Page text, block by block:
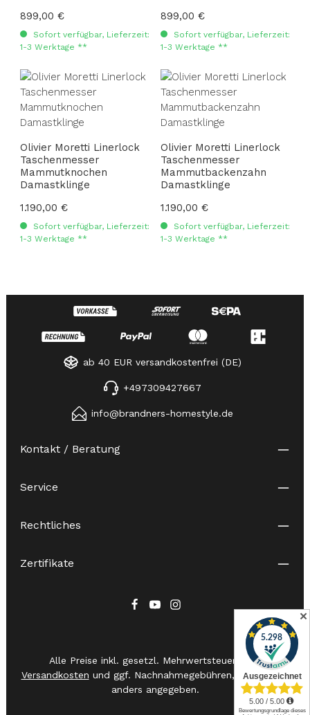
Regulärer Preis:
899,00 €
Sofort verfügbar, Lieferzeit:
1-3 Werktage **
Regulärer Preis:
899,00 €
Sofort verfügbar, Lieferzeit:
1-3 Werktage **
Olivier Moretti Linerlock
Taschenmesser
Mammutknochen
Damastklinge
Regulärer Preis:
1.190,00 €
Sofort verfügbar, Lieferzeit:
1-3 Werktage **
Olivier Moretti Linerlock
Taschenmesser
Mammutbackenzahn
Damastklinge
Regulärer Preis:
1.190,00 €
Sofort verfügbar, Lieferzeit:
1-3 Werktage **
ab 40 EUR versandkostenfrei (DE)
+497309427667
info@brandners-homestyle.de
Kontakt / Beratung
Service
Rechtliches
Zertifikate
Alle Preise inkl. gesetzl. Mehrwertsteuer zzgl.
Versandkosten und ggf. Nachnahmegebühren, wenn nicht
anders angegeben.
✕